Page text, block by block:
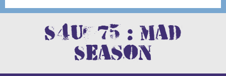
S4U#75 : Mad
Season